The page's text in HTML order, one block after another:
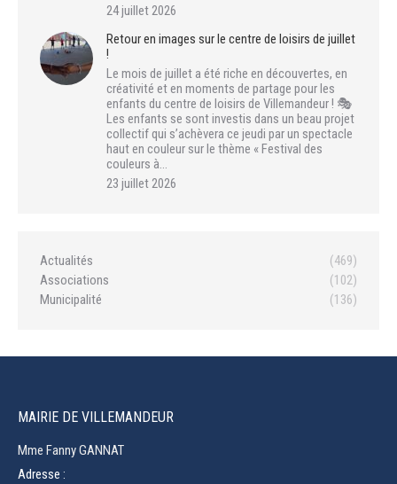
24 juillet 2026
Retour en images sur le centre de loisirs de juillet
!
Le mois de juillet a été riche en découvertes, en
créativité et en moments de partage pour les
enfants du centre de loisirs de Villemandeur ! 🎭
Les enfants se sont investis dans un beau projet
collectif qui s’achèvera ce jeudi par un spectacle
haut en couleur sur le thème « Festival des
couleurs à…
23 juillet 2026
Actualités
(469)
Associations
(102)
Municipalité
(136)
MAIRIE DE VILLEMANDEUR
Mme Fanny GANNAT
Adresse :